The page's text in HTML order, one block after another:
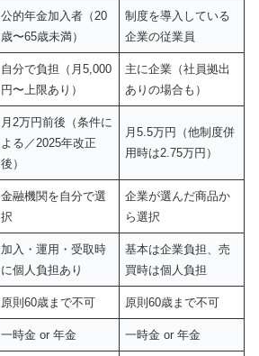
公的年金加入者（20
歳〜65歳未満）
制度を導入している
企業の従業員
自分で負担（月5,000
円〜上限あり）
主に企業（社員拠出
ありの場合も）
月2万円前後（条件に
よる／2025年改正
後）
月5.5万円（他制度併
用時は2.75万円）
金融機関を自分で選
択
企業が選んだ商品か
ら選択
加入・運用・受取時
に個人負担あり
基本は企業負担、売
買時は個人負担
原則60歳まで不可 原則60歳まで不可
一時金 or 年金 一時金 or 年金